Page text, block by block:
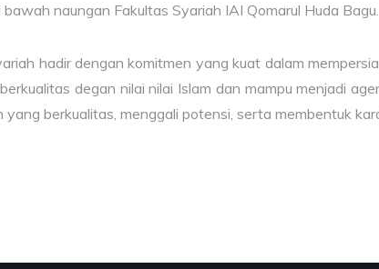
naungan Fakultas Syariah IAI Qomarul Huda Bagu.
hadir dengan komitmen yang kuat dalam
degan nilai nilai Islam dan mampu menjadi
yang berkualitas, menggali potensi, serta membentuk